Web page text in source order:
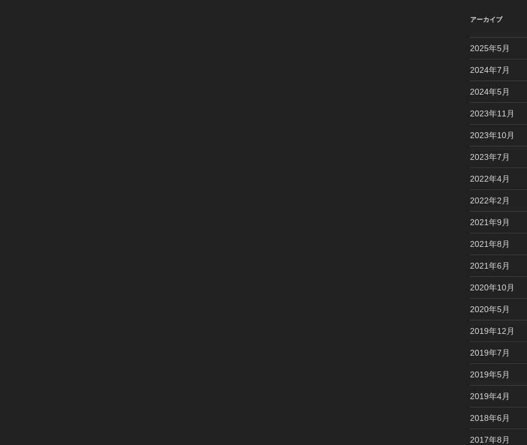
アーカイブ
2025年5月
2024年7月
2024年5月
2023年11月
2023年10月
2023年7月
2022年4月
2022年2月
2021年9月
2021年8月
2021年6月
2020年10月
2020年5月
2019年12月
2019年7月
2019年5月
2019年4月
2018年6月
2017年8月